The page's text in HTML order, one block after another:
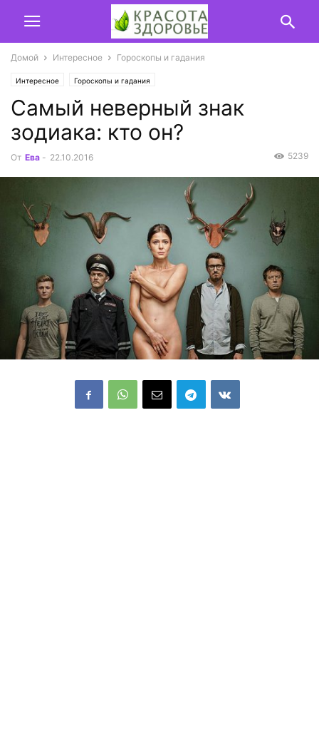
Домой Интересное Гороскопы и гадания
Интересное Гороскопы и гадания
Самый неверный знак
зодиака: кто он?
От Ева - 22.10.2016 5239